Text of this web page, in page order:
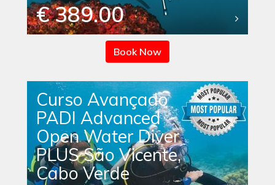
€ 389.00
Book Now
Curso Avançado
PADI Advanced
Open Water Diver
PLUS São Vicente,
Cabo Verde